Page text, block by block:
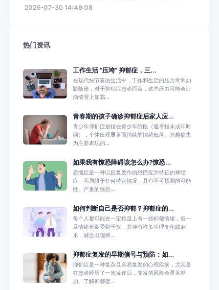
2026-07-30 14:49:08
热门资讯
工作生活 “压垮” 抑郁症，三...
在现代快节奏的生活中，工作和生活的压力常常如
影随形，对于抑郁症患者而言，这些压力可能会让
病情雪上加霜...
青春期的孩子确诊抑郁症后家人应...
青少年抑郁症是指在青少年阶段（通常指未成年时
期），个体出现显著而持续的情绪低落、兴趣缺失
为主要表现的...
如果我有惊恐障碍该怎么办?惊恐...
恐慌症是一种以反复发作的恐慌症为特征的神经
症，不局限于任何特定情况，具有不可预测的可能
性。严重的惊恐...
如何判断自己是否抑郁？抑郁症的...
每个人都可能在一定程度上有一些抑郁情绪，但一
旦情绪长期受到干扰，并伴有许多生理变化或麻
木，就会出现抑...
抑郁症复发的早期信号与预防：如...
抑郁症是一种复杂且容易复发的心理疾病，尤其是
在患者经历了一次发作后，复发的风险会显著增
加。了解抑郁症...